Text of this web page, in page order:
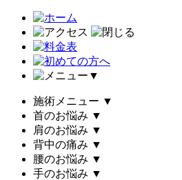
▼
施術メニュー ▼
首のお悩み ▼
肩のお悩み ▼
背中の痛み ▼
腰のお悩み ▼
手のお悩み ▼